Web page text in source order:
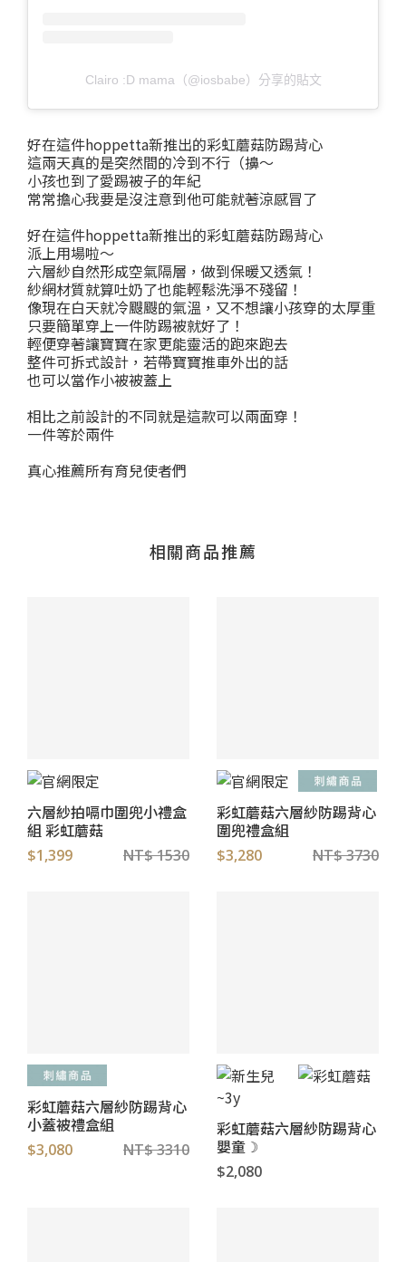
Clairo :D mama（@iosbabe）分享的貼文
好在這件hoppetta新推出的彩虹蘑菇防踢背心
這兩天真的是突然間的冷到不行（擤～
小孩也到了愛踢被子的年紀
常常擔心我要是沒注意到他可能就著涼感冒了
好在這件hoppetta新推出的彩虹蘑菇防踢背心
派上用場啦～
六層紗自然形成空氣隔層，做到保暖又透氣！
紗網材質就算吐奶了也能輕鬆洗淨不殘留！
像現在白天就冷颼颼的氣溫，又不想讓小孩穿的太厚重
只要簡單穿上一件防踢被就好了！
輕便穿著讓寶寶在家更能靈活的跑來跑去
整件可拆式設計，若帶寶寶推車外出的話
也可以當作小被被蓋上
相比之前設計的不同就是這款可以兩面穿！
一件等於兩件
真心推薦所有育兒使者們
相關商品推薦
六層紗拍嗝巾圍兜小禮盒
組 彩虹蘑菇
$1,399 NT$ 1530
彩虹蘑菇六層紗防踢背心
圍兜禮盒組
$3,280 NT$ 3730
彩虹蘑菇六層紗防踢背心
小蓋被禮盒組
$3,080 NT$ 3310
彩虹蘑菇六層紗防踢背心
嬰童☽
$2,080